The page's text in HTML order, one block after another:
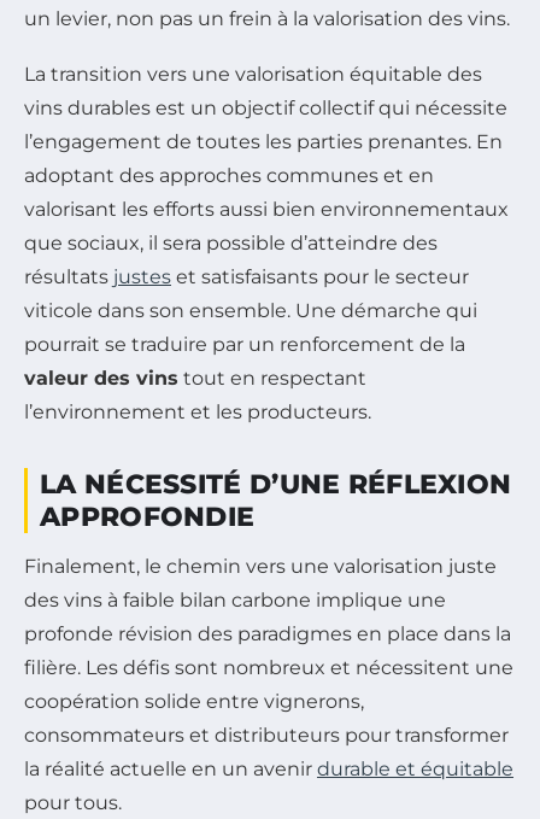
un levier, non pas un frein à la valorisation des vins.
La transition vers une valorisation équitable des
vins durables est un objectif collectif qui nécessite
l’engagement de toutes les parties prenantes. En
adoptant des approches communes et en
valorisant les efforts aussi bien environnementaux
que sociaux, il sera possible d’atteindre des
résultats justes et satisfaisants pour le secteur
viticole dans son ensemble. Une démarche qui
pourrait se traduire par un renforcement de la
valeur des vins tout en respectant
l’environnement et les producteurs.
LA NÉCESSITÉ D’UNE RÉFLEXION
APPROFONDIE
Finalement, le chemin vers une valorisation juste
des vins à faible bilan carbone implique une
profonde révision des paradigmes en place dans la
filière. Les défis sont nombreux et nécessitent une
coopération solide entre vignerons,
consommateurs et distributeurs pour transformer
la réalité actuelle en un avenir durable et équitable
pour tous.